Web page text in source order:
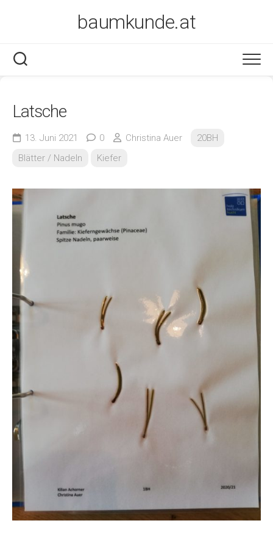
baumkunde.at
Latsche
13. Juni 2021 0 Christina Auer
20BH
Blätter / Nadeln
Kiefer